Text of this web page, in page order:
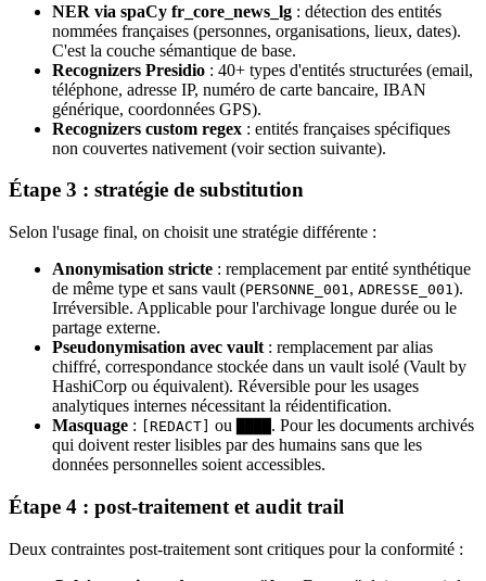
NER via spaCy fr_core_news_lg : détection des entités
nommées françaises (personnes, organisations, lieux, dates).
C'est la couche sémantique de base.
Recognizers Presidio : 40+ types d'entités structurées (email,
téléphone, adresse IP, numéro de carte bancaire, IBAN
générique, coordonnées GPS).
Recognizers custom regex : entités françaises spécifiques
non couvertes nativement (voir section suivante).
Étape 3 : stratégie de substitution
Selon l'usage final, on choisit une stratégie différente :
Anonymisation stricte : remplacement par entité synthétique
de même type et sans vault (PERSONNE_001, ADRESSE_001).
Irréversible. Applicable pour l'archivage longue durée ou le
partage externe.
Pseudonymisation avec vault : remplacement par alias
chiffré, correspondance stockée dans un vault isolé (Vault by
HashiCorp ou équivalent). Réversible pour les usages
analytiques internes nécessitant la réidentification.
Masquage : [REDACT] ou
. Pour les documents archivés
qui doivent rester lisibles par des humains sans que les
données personnelles soient accessibles.
Étape 4 : post-traitement et audit trail
Deux contraintes post-traitement sont critiques pour la conformité :